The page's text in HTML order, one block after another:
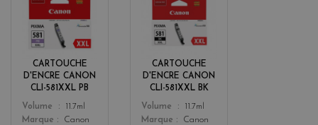
CARTOUCHE
D'ENCRE CANON
CLI-581XXL PB
Color
l
e
Volume
11.7ml
Marque
Canon
CARTOUCHE
D'ENCRE CANON
CLI-581XXL BK
Color
l
c
k
Volume
11.7ml
Marque
Canon